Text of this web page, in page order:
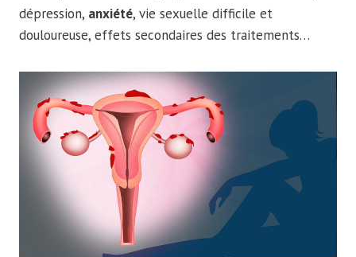
dépression, anxiété, vie sexuelle difficile et
douloureuse, effets secondaires des traitements…